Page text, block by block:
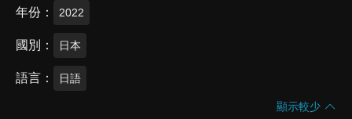
年份 2022
國別 日本
語言 日語
顯示較少